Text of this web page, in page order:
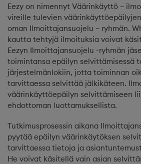
Eezy on nimennyt Väärinkäyttö –
vireille tulevien
oman Ilmoittajansuojelu – ryhmän.
kautta tehtyjä ilmoituksia voivat
Eezyn Ilmoittajansuojelu -ryhmän
toimintansa epäilyn selvittämisessä
järjestelmänlokiin, jotta toiminnan
tarvittaessa selvittää jälkikäteen.
väärinkäyttöepäilyn selvittämiseen
ehdottoman luottamuksellista.
Tutkimusprosessin aikana
pyytää epäilyn väärinkäytöksen
tarvittaessa tietoja ja
He voivat käsitellä vain asian